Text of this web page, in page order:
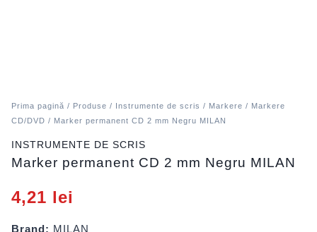
Prima pagină / Produse / Instrumente de scris / Markere / Markere
CD/DVD / Marker permanent CD 2 mm Negru MILAN
INSTRUMENTE DE SCRIS
Marker permanent CD 2 mm Negru MILAN
4,21 lei
Brand: MILAN